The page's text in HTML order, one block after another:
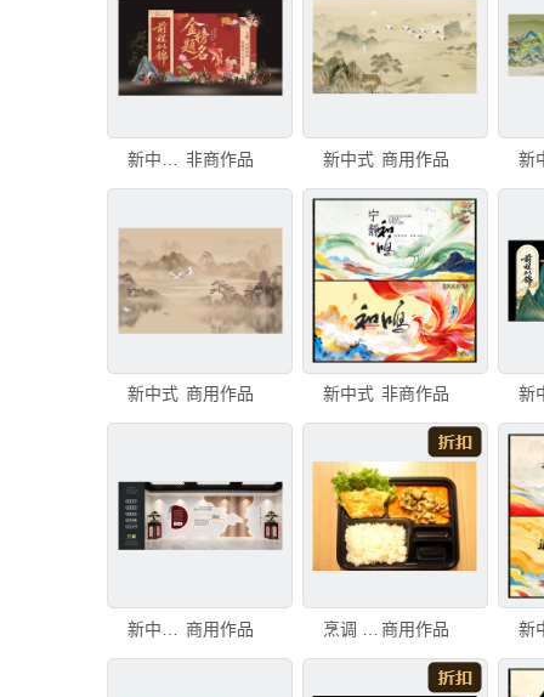
非商作品 新中式 商用作品 新
新中式 商用作品 新中式 非商作品
商用作品 商用作品 新